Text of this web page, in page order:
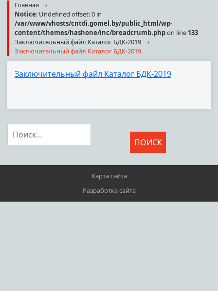
Главная
›
Notice: Undefined offset: 0 in
/var/www/vhosts/cntdi.gomel.by/public_html/wp-
content/themes/hashone/inc/breadcrumb.phpon line 133
Заключительный файл Каталог БДК-2019
›
Заключительный файл Каталог БДК-2019
Заключительный файл Каталог БДК-2019
Найти:
Карта сайта
Разработка сайта